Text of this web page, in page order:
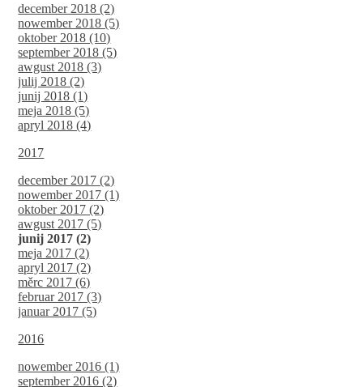
december 2018 (2)
nowember 2018 (5)
oktober 2018 (10)
september 2018 (5)
awgust 2018 (3)
julij 2018 (2)
junij 2018 (1)
meja 2018 (5)
apryl 2018 (4)
2017
december 2017 (2)
nowember 2017 (1)
oktober 2017 (2)
awgust 2017 (5)
junij 2017 (2)
meja 2017 (2)
apryl 2017 (2)
měrc 2017 (6)
februar 2017 (3)
januar 2017 (5)
2016
nowember 2016 (1)
september 2016 (2)